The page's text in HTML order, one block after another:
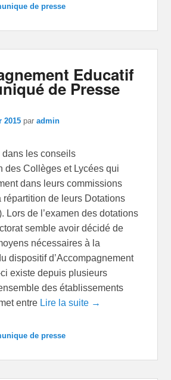
de presse
Educatif
de Presse
2015 paradmin
dans les conseils
des Collèges et Lycées qui
dans leurs commissions
répartition de leurs Dotations
Lors de l’examen des dotations
semble avoir décidé de
nécessaires à la
dispositif d’Accompagnement
existe depuis plusieurs
des établissements
entre Lire la suite →
de presse